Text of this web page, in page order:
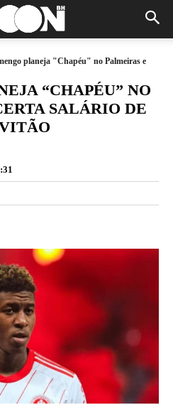
planeja "Chapéu" no Palmeiras e
“CHAPÉU” NO
SALÁRIO DE